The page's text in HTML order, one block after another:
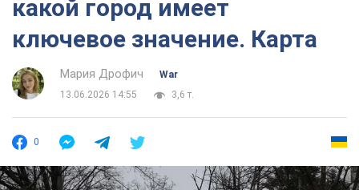
какой город имеет
ключевое значение. Карта
Мария Дрофич
War
13.06.2026 14:55
3,6 т.
0